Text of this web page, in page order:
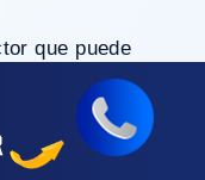
que puede
los casos de
y de
legales